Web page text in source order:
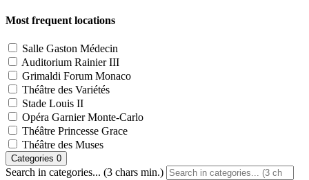
Most frequent locations
Salle Gaston Médecin
Auditorium Rainier III
Grimaldi Forum Monaco
Théâtre des Variétés
Stade Louis II
Opéra Garnier Monte-Carlo
Théâtre Princesse Grace
Théâtre des Muses
Categories 0
Search in categories... (3 chars min.)